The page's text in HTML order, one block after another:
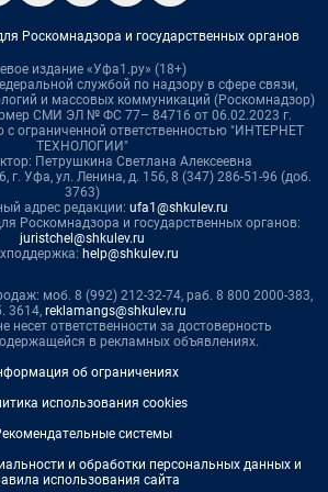
Роскомнадзора и государственных органов
издание «Уфа1.ру» (18+)
службой по надзору в сфере связи,
и массовых коммуникаций (Роскомнадзор)
СМИ ЭЛ № ФС 77– 84716 от 06.02.2023 г.
с ограниченной ответственностью "ИНТЕРНЕТ
ТЕХНОЛОГИИ"
Петрушкина Светлана Алексеевна
г. Уфа, ул. Ленина, д. 156, 8 (347) 286-51-96 (доб.
3763)
адрес редакции: ufa1@shkulev.ru
Роскомнадзора и государственных органов:
juristchel@shkulev.ru
help@shkulev.ru
моб. 8 (992) 212-32-74, раб. 8 800 2000-383,
3614, reklamangs@shkulev.ru
несет ответственности за достоверность
в рекламных объявлениях.
об ограничениях
использования cookies
системы
и обработки персональных данных и
использования сайта